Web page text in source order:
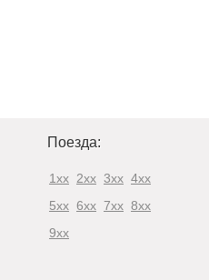
Поезда:
1xx 2xx 3xx 4xx
5xx 6xx 7xx 8xx
9xx